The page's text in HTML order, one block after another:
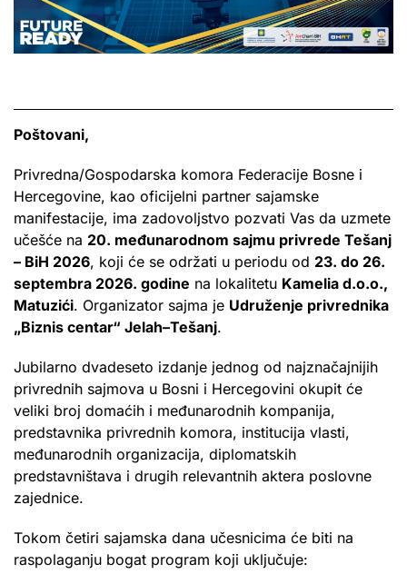
Poštovani,
Privredna/Gospodarska komora Federacije Bosne i
Hercegovine, kao oficijelni partner sajamske
manifestacije, ima zadovoljstvo pozvati Vas da uzmete
učešće na 20. međunarodnom sajmu privrede Tešanj
– BiH 2026, koji će se održati u periodu od 23. do 26.
septembra 2026. godine na lokalitetu Kamelia d.o.o.,
Matuzići. Organizator sajma je Udruženje privrednika
„Biznis centar“ Jelah–Tešanj.
Jubilarno dvadeseto izdanje jednog od najznačajnijih
privrednih sajmova u Bosni i Hercegovini okupit će
veliki broj domaćih i međunarodnih kompanija,
predstavnika privrednih komora, institucija vlasti,
međunarodnih organizacija, diplomatskih
predstavništava i drugih relevantnih aktera poslovne
zajednice.
Tokom četiri sajamska dana učesnicima će biti na
raspolaganju bogat program koji uključuje: